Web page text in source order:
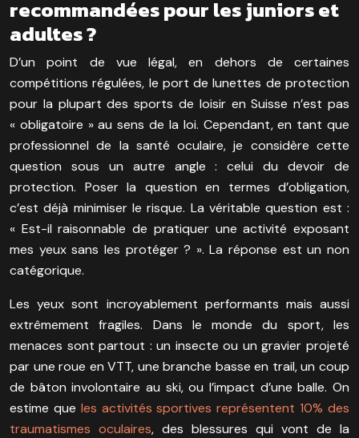
recommandées pour les juniors et
adultes ?
D’un point de vue légal, en dehors de certaines
compétitions régulées, le port de lunettes de protection
pour la plupart des sports de loisir en Suisse n’est pas
« obligatoire » au sens de la loi. Cependant, en tant que
professionnel de la santé oculaire, je considère cette
question sous un autre angle : celui du devoir de
protection. Poser la question en termes d’obligation,
c’est déjà minimiser le risque. La véritable question est :
« Est-il raisonnable de pratiquer une activité exposant
mes yeux sans les protéger ? ». La réponse est un non
catégorique.
Les yeux sont incroyablement performants mais aussi
extrêmement fragiles. Dans le monde du sport, les
menaces sont partout : un insecte ou un gravier projeté
par une roue en VTT, une branche basse en trail, un coup
de bâton involontaire au ski, ou l’impact d’une balle. On
estime que les activités sportives représentent 10% des
traumatismes oculaires, des blessures qui vont de la